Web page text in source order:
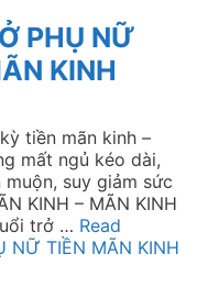
PHỤ NỮ
KINH
tiền mãn kinh –
mất ngủ kéo dài,
suy giảm sức
KINH – MÃN KINH
trở … Read
NỮ TIỀN MÃN KINH